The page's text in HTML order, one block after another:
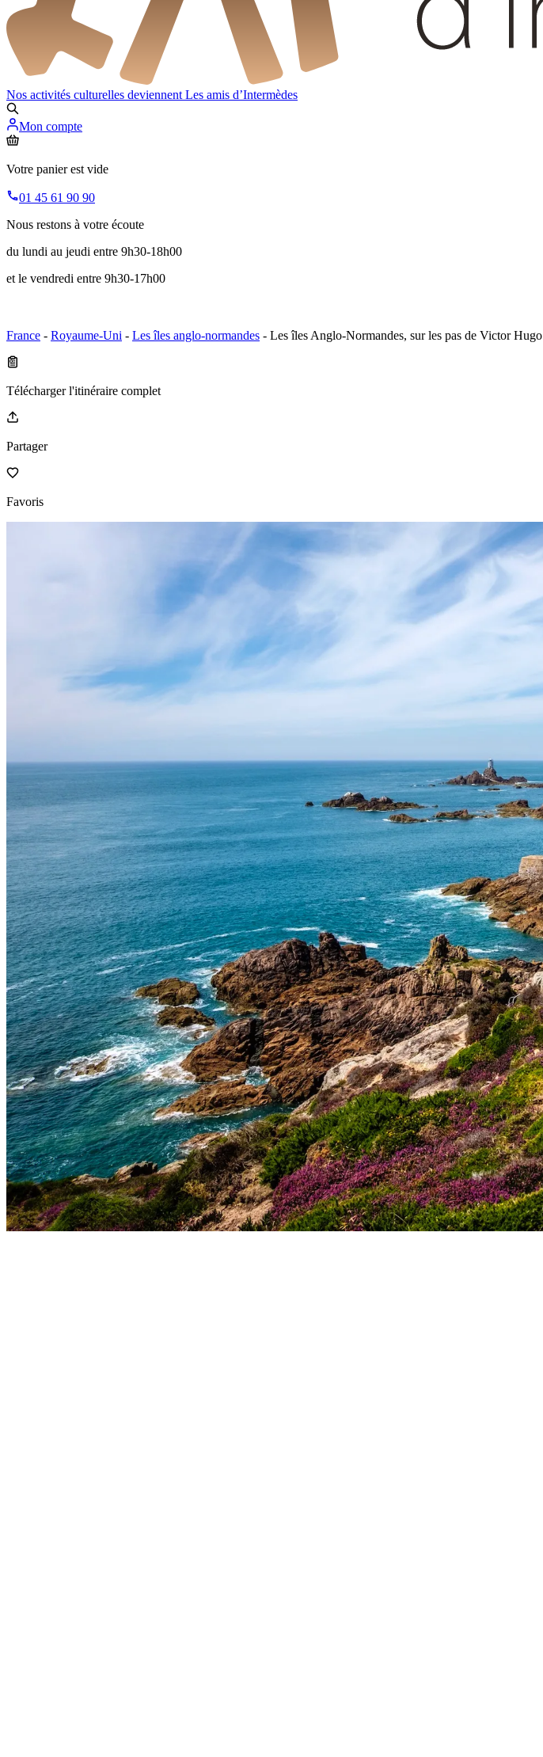
Nos activités culturelles deviennent Les amis d’Intermèdes
Mon compte
Votre panier est vide
01 45 61 90 90
Nous restons à votre écoute
du lundi au jeudi entre 9h30-18h00
et le vendredi entre 9h30-17h00
France - Royaume-Uni - Les îles anglo-normandes - Les îles Anglo-Normandes, sur les pas de Victor Hugo
Télécharger l'itinéraire complet
Partager
Favoris